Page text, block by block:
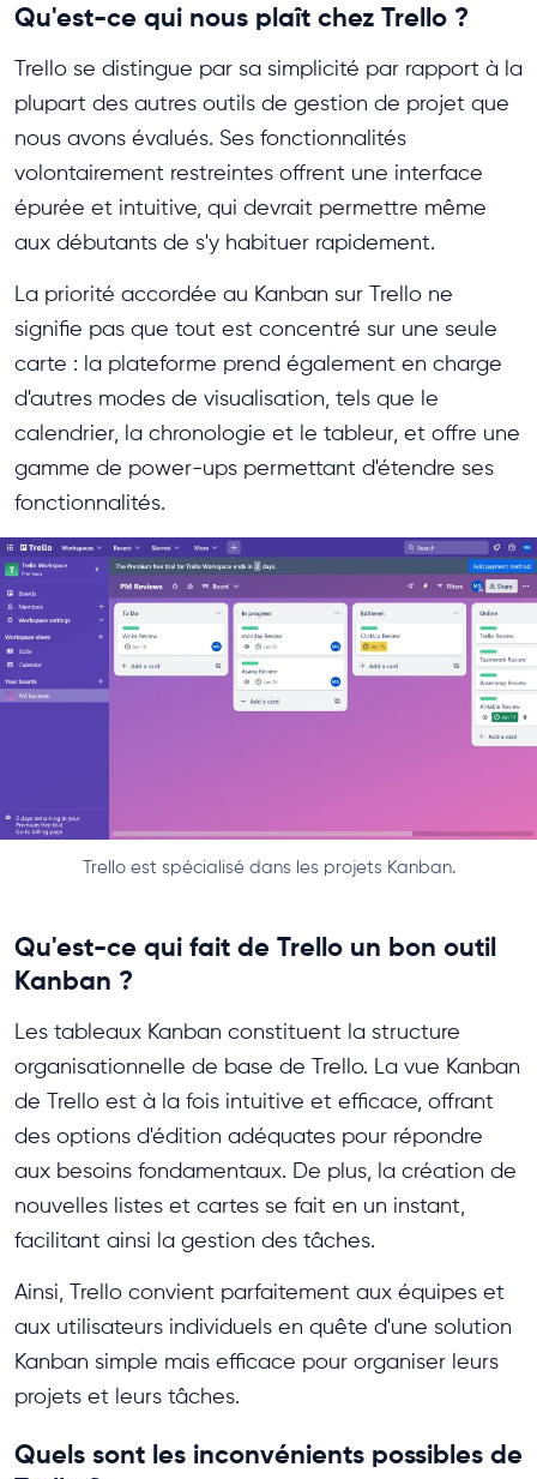
Qu'est-ce qui nous plaît chez Trello ?
Trello se distingue par sa simplicité par rapport à la
plupart des autres outils de gestion de projet que
nous avons évalués. Ses fonctionnalités
volontairement restreintes offrent une interface
épurée et intuitive, qui devrait permettre même
aux débutants de s'y habituer rapidement.
La priorité accordée au Kanban sur Trello ne
signifie pas que tout est concentré sur une seule
carte : la plateforme prend également en charge
d'autres modes de visualisation, tels que le
calendrier, la chronologie et le tableur, et offre une
gamme de power-ups permettant d'étendre ses
fonctionnalités.
Trello est spécialisé dans les projets Kanban.
Qu'est-ce qui fait de Trello un bon outil
Kanban ?
Les tableaux Kanban constituent la structure
organisationnelle de base de Trello. La vue Kanban
de Trello est à la fois intuitive et efficace, offrant
des options d'édition adéquates pour répondre
aux besoins fondamentaux. De plus, la création de
nouvelles listes et cartes se fait en un instant,
facilitant ainsi la gestion des tâches.
Ainsi, Trello convient parfaitement aux équipes et
aux utilisateurs individuels en quête d'une solution
Kanban simple mais efficace pour organiser leurs
projets et leurs tâches.
Quels sont les inconvénients possibles de